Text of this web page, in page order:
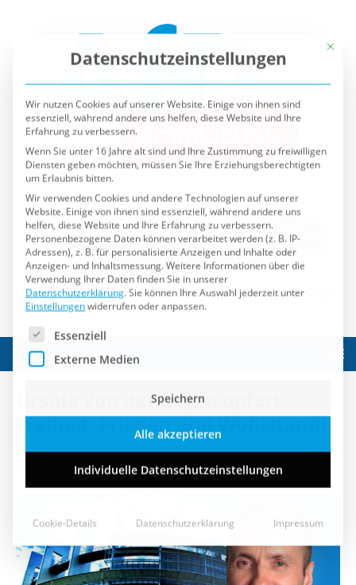
Ursula von der Leyen opfert
Freiheit, Frieden und Wohlstand!
14. September 2022
Datenschutzeinstellungen
Wir nutzen Cookies auf unserer Website. Einige von ihnen sind
Erfahrung zu verbessern.
Wenn Sie unter 16 Jahre alt sind und Ihre Zustimmung zu freiwilligen
um Erlaubnis bitten.
Wir verwenden Cookies und andere Technologien auf unserer
helfen, diese Website und Ihre Erfahrung zu verbessern.
Personenbezogene Daten können verarbeitet werden (z. B. IP-
Adressen), z. B. für personalisierte Anzeigen und Inhalte oder
Anzeigen- und Inhaltsmessung.Weitere Informationen über die
Verwendung Ihrer Daten finden Sie in unserer
Datenschutzerklärung.Sie können Ihre Auswahl jederzeit unter
Einstellungenwiderrufen oder anpassen.
Es folgt eine Liste der Service-Gruppen, für die eine
Essenziell
Externe Medien
Alle akzeptieren
Individuelle Datenschutzeinstellungen